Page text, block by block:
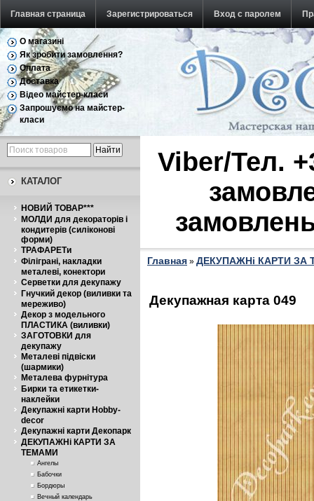
Главная страница Зарегистрироваться Вход с паролем
Обратная связь
О магазині
Як зробити замовлення?
Оплата
Доставка
Відео майстер-класи
Запрошуємо на майстер-
класи
КАТАЛОГ
НОВИЙ ТОВАР***
МОЛДИ для декораторів і
кондитерів (силіконові
форми)
ТРАФАРЕТи
Філіграні, накладки
металеві, конектори
Серветки для декупажу
Гнучкий декор (виливки та
мереживо)
Декор з модельного
ПЛАСТИКА (виливки)
ЗАГОТОВКИ для
декупажу
Металеві підвіски
(шармики)
Металева фурнітура
Бирки та етикетки-
наклейки
Декупажні карти Hobby-
decor
Декупажні карти Декопарк
ДЕКУПАЖНі КАРТИ ЗА
ТЕМАМИ
Ангелы
Бабочки
Бордюры
Вечный календарь
Viber/Тел.
Главная » ДЕКУПАЖНі КАРТИ ЗА
Декупажная карта 049